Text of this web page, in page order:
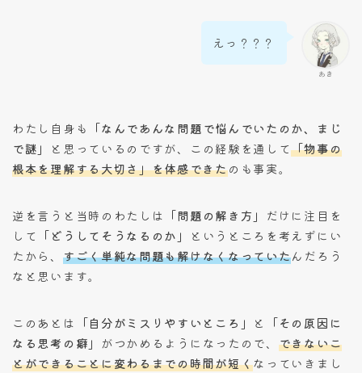
あき
えっ？？？
わたし自身も
「なんであんな問題で悩んでいたのか、まじ
で謎」
と思っているのですが、この経験を通して「物事の
根本を理解する大切さ」を体感できたのも事実。
逆を言うと当時のわたしは 「問題の解き方」 だけに注目を
して
「どうしてそうなるのか」
というところを考えずにい
たから、 すごく単純な問題も解けなくなっていたんだろう
なと思います。
このあとは 「自分がミスりやすいところ」 と
「その原因に
なる思考の癖」 がつかめるようになったので、 できないこ
とができることに変わるまでの時間が短くなっていきまし